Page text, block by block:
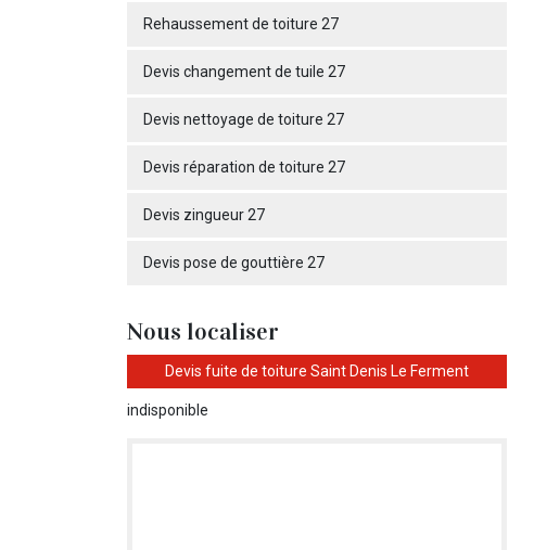
Rehaussement de toiture 27
Devis changement de tuile 27
Devis nettoyage de toiture 27
Devis réparation de toiture 27
Devis zingueur 27
Devis pose de gouttière 27
Nous localiser
Devis fuite de toiture Saint Denis Le Ferment
indisponible